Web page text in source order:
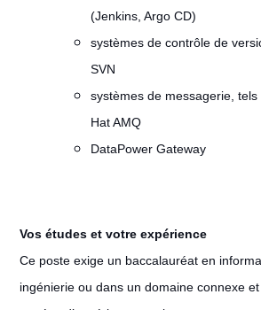
(Jenkins, Argo CD)
systèmes de contrôle de
SVN
systèmes de messagerie,
Hat AMQ
DataPower Gateway
Vos études et votre expérience
Ce poste exige un baccalauréat en
ingénierie ou dans un domaine connexe